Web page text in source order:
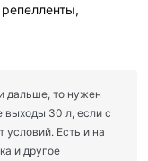
дальше, то нужен
выходы 30 л, если с
условий. Есть и на
и другое